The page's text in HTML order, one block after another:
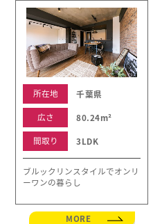
所在地
千葉県
広さ
80.24m²
間取り
3LDK
ブルックリンスタイルでオンリ
ーワンの暮らし
MORE